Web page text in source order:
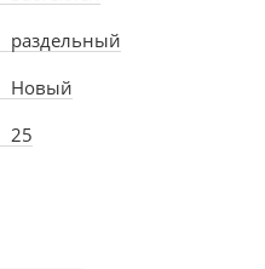
раздельный
Новый
25